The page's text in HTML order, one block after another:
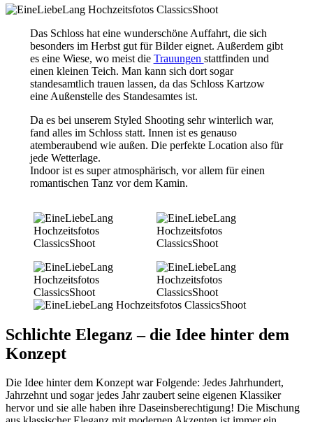
Das Schloss hat eine wunderschöne Auffahrt, die sich
besonders im Herbst gut für Bilder eignet. Außerdem gibt
es eine Wiese, wo meist die Trauungen stattfinden und
einen kleinen Teich. Man kann sich dort sogar
standesamtlich trauen lassen, da das Schloss Kartzow
eine Außenstelle des Standesamtes ist.
Da es bei unserem Styled Shooting sehr winterlich war,
fand alles im Schloss statt. Innen ist es genauso
atemberaubend wie außen. Die perfekte Location also für
jede Wetterlage.
Indoor ist es super atmosphärisch, vor allem für einen
romantischen Tanz vor dem Kamin.
Schlichte Eleganz – die Idee hinter dem
Konzept
Die Idee hinter dem Konzept war Folgende: Jedes Jahrhundert,
Jahrzehnt und sogar jedes Jahr zaubert seine eigenen Klassiker
hervor und sie alle haben ihre Daseinsberechtigung! Die Mischung